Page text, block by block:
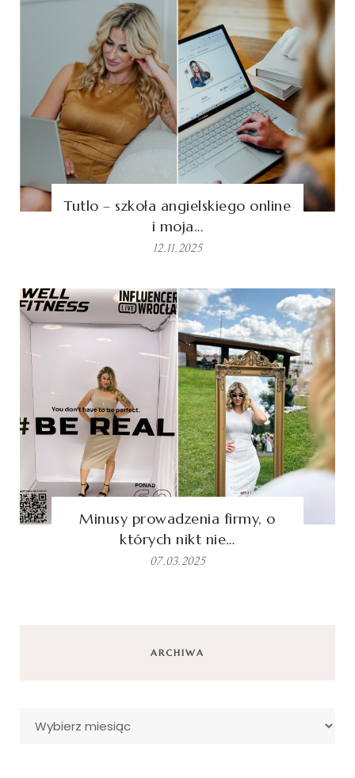
Tutlo – szkoła angielskiego online
i moja…
12.11.2025
Minusy prowadzenia firmy, o
których nikt nie…
07.03.2025
ARCHIWA